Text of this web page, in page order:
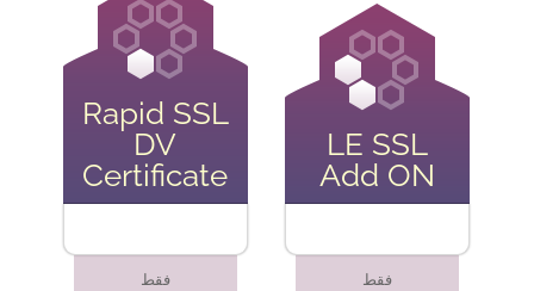
Rapid SSL
DV
Certificate
فقط
LE SSL
Add ON
فقط